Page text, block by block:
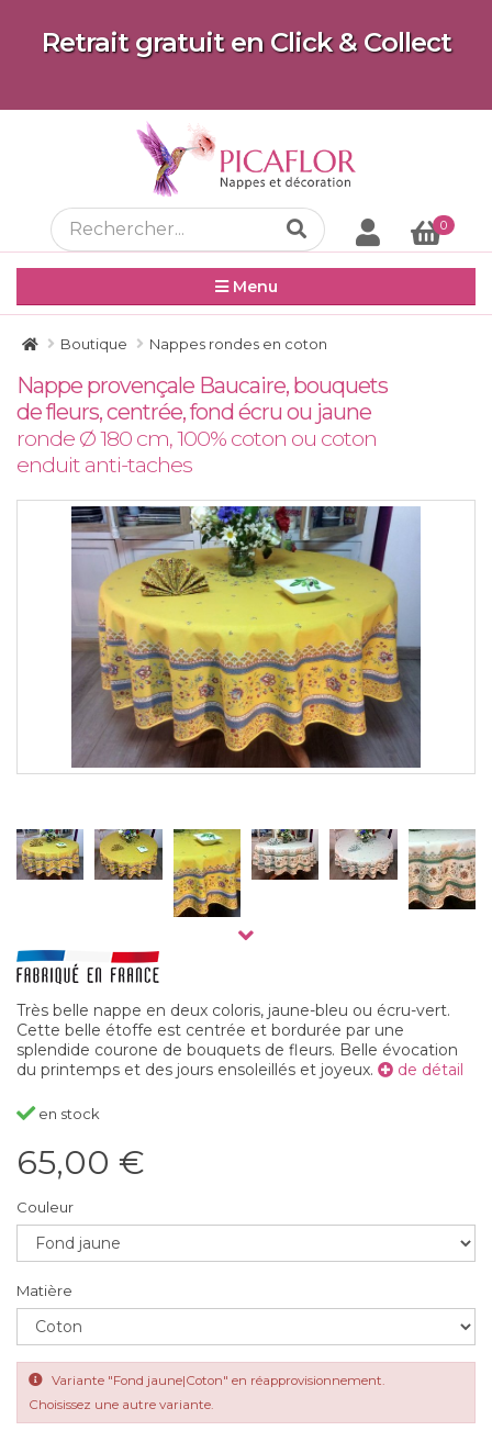
Retrait gratuit en Click & Collect
0
Menu
Boutique Nappes rondes en coton
Nappe provençale Baucaire, bouquets
de fleurs, centrée, fond écru ou jaune
ronde Ø 180 cm, 100% coton ou coton
enduit anti-taches
Très belle nappe en deux coloris, jaune-bleu ou écru-vert.
Cette belle étoffe est centrée et bordurée par une
splendide courone de bouquets de fleurs. Belle évocation
du printemps et des jours ensoleillés et joyeux.
de détail
en stock
65,00 €
Couleur
Matière
Variante "Fond jaune|Coton" en réapprovisionnement.
Choisissez une autre variante.